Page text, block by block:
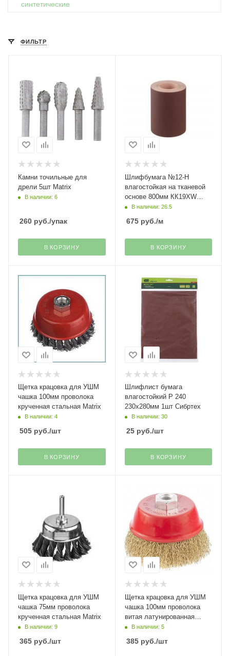
ФИЛЬТР
Камни точильные для
дрели 5шт Matrix
В наличии: 6
260 руб./упак
В КОРЗИНУ
Шлифбумага №12-Н
влагостойкая на тканевой
основе 800мм КК19XW
Belgorod
В наличии: 26.5
675руб./м
В КОРЗИНУ
Щетка крацовка для УШМ
чашка 100мм проволока
крученная стальная Matrix
В наличии: 4
505 руб./шт
В КОРЗИНУ
Шлифлист бумага
влагостойкий Р 240
230х280мм 1шт Сибртех
В наличии: 30
25руб./шт
В КОРЗИНУ
Щетка крацовка для УШМ
чашка 75мм проволока
крученная стальная Matrix
В наличии: 9
365 руб./шт
Щетка крацовка для УШМ
чашка 100мм проволока
витая латунированная
Matrix
В наличии: 5
385руб./шт